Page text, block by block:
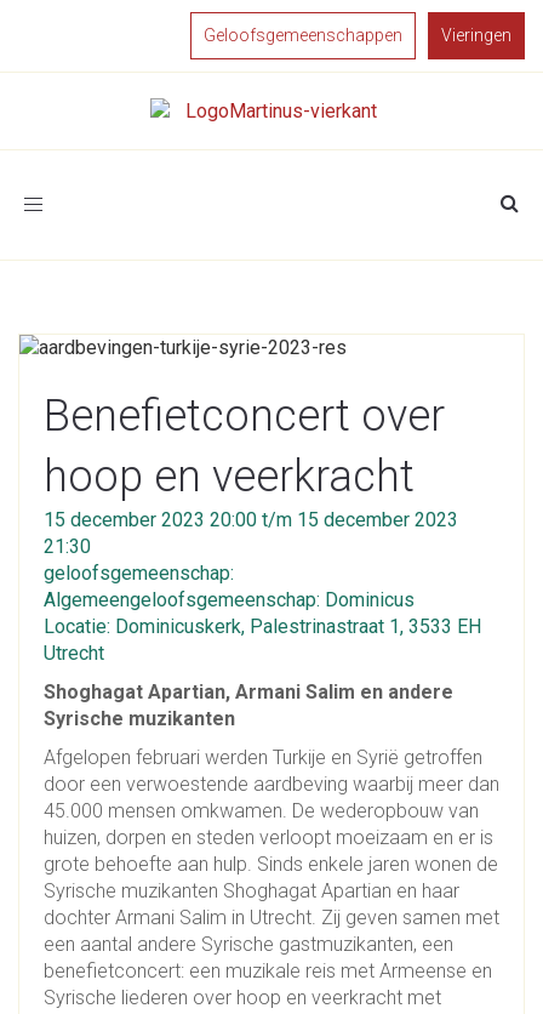
Geloofsgemeenschappen Vieringen
Toggle
Benefietconcert over
hoop en veerkracht
15 december 2023 20:00 t/m 15 december 2023
21:30
geloofsgemeenschap:
Algemeengeloofsgemeenschap: Dominicus
Locatie: Dominicuskerk, Palestrinastraat 1, 3533 EH
Utrecht
Shoghagat Apartian, Armani Salim en andere
Syrische muzikanten
Afgelopen februari werden Turkije en Syrië getroffen
door een verwoestende aardbeving waarbij meer dan
45.000 mensen omkwamen. De wederopbouw van
huizen, dorpen en steden verloopt moeizaam en er is
grote behoefte aan hulp. Sinds enkele jaren wonen de
Syrische muzikanten Shoghagat Apartian en haar
dochter Armani Salim in Utrecht. Zij geven samen met
een aantal andere Syrische gastmuzikanten, een
benefietconcert: een muzikale reis met Armeense en
Syrische liederen over hoop en veerkracht met